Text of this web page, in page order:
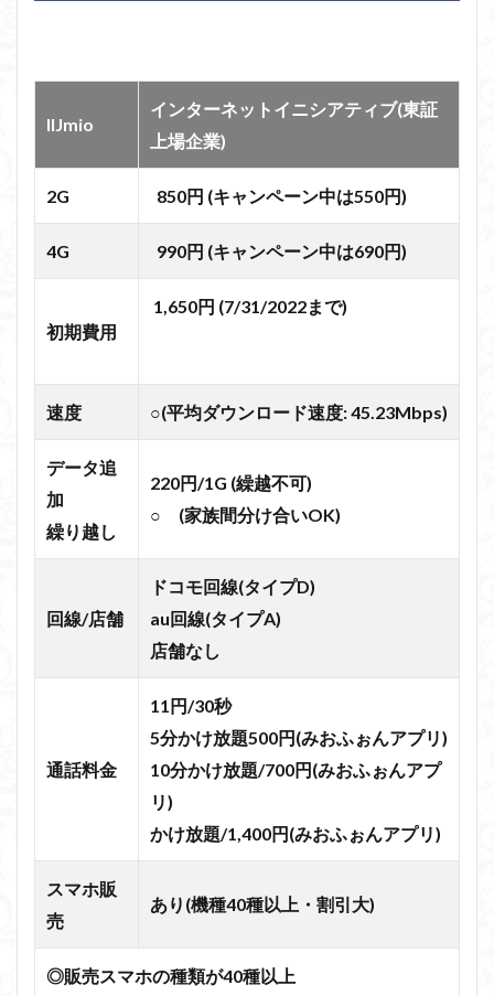
IIJmio
インターネットイニシアティブ(東証
上場企業)
2G 850円 (キャンペーン中は550円)
4G 990円 (キャンペーン中は690円)
初期費用
1,650円 (7/31/2022まで)
速度 ○(平均ダウンロード速度: 45.23Mbps)
データ追
加
繰り越し
220円/1G (繰越不可)
○ (家族間分け合いOK)
回線/店舗
ドコモ回線(タイプD)
au回線(タイプA)
店舗なし
通話料金
11円/30秒
5分かけ放題500円(みおふぉんアプリ)
10分かけ放題/700円(みおふぉんアプ
リ)
かけ放題/1,400円(みおふぉんアプリ)
スマホ販
売
あり(機種40種以上・割引大)
◎販売スマホの種類が40種以上